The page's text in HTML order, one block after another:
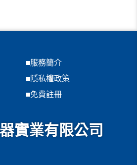
服務簡介
隱私權政策
免費註冊
實業有限公司